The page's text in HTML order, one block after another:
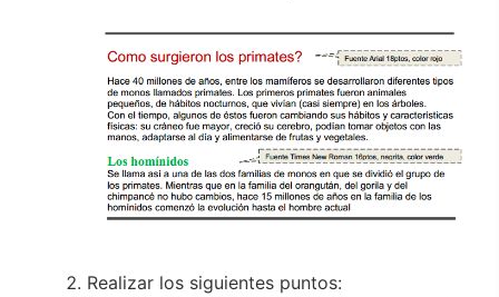
Realizar los siguientes puntos: